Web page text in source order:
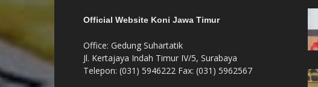
Official Website Koni Jawa Timur
Office: Gedung Suhartatik
Jl. Kertajaya Indah Timur IV/5, Surabaya
Telepon: (031) 5946222 Fax: (031) 5962567